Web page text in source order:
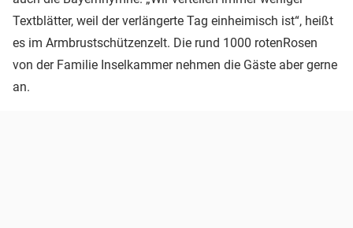
Textblätter, weil der verlängerte Tag einheimisch ist“, heißt
es im Armbrustschützenzelt. Die rund 1000 rotenRosen
von der Familie Inselkammer nehmen die Gäste aber gerne
an.